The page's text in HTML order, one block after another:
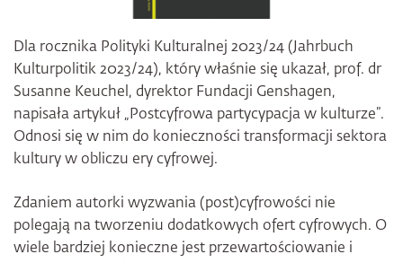
Dla rocznika Polityki Kulturalnej 2023/24 (Jahrbuch
Kulturpolitik 2023/24), który właśnie się ukazał, prof. dr
Susanne Keuchel, dyrektor Fundacji Genshagen,
napisała artykuł „Postcyfrowa partycypacja w kulturze”.
Odnosi się w nim do konieczności transformacji sektora
kultury w obliczu ery cyfrowej.
Zdaniem autorki wyzwania (post)cyfrowości nie
polegają na tworzeniu dodatkowych ofert cyfrowych. O
wiele bardziej konieczne jest przewartościowanie i